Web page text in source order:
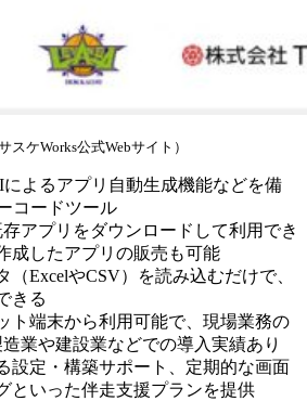
スケWorks公式Webサイト）
よるアプリ自動生成機能などを備
コードツール
アプリをダウンロードして利用でき
成したアプリの販売も可能
（ExcelやCSV）を読み込むだけで、
きる
ト端末から利用可能で、現場業務の
業や建設業などでの導入実績あり
設定・構築サポート、定期的な画面
といった伴走支援プランを提供